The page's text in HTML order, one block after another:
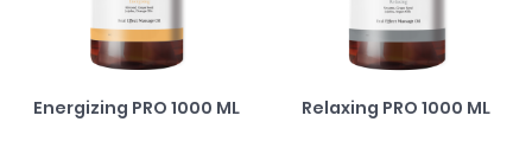
Energizing PRO 1000 ML Relaxing PRO 1000 ML